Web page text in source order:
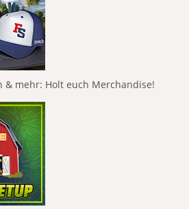
& mehr: Holt euch Merchandise!